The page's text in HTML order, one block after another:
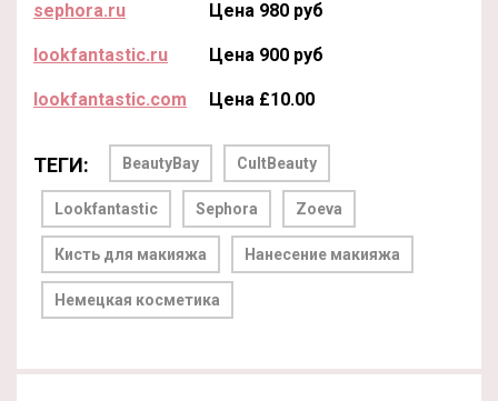
sephora.ru Цена 980 руб
lookfantastic.ru Цена 900 руб
lookfantastic.com Цена £10.00
ТЕГИ: BeautyBay CultBeauty
Lookfantastic Sephora Zoeva
Кисть для макияжа Нанесение макияжа
Немецкая косметика